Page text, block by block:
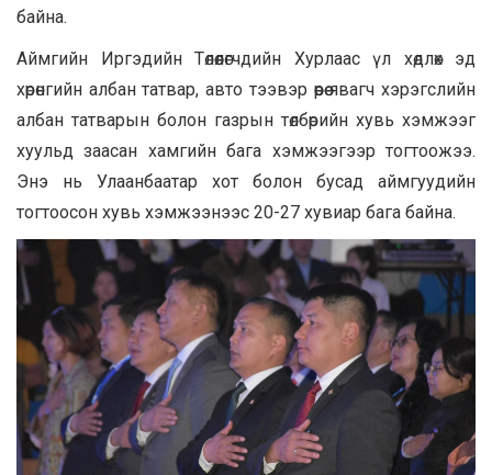
байна.
Аймгийн Иргэдийн Төлөөлөгчдийн Хурлаас үл хөдлөх эд
хөрөнгийн албан татвар, авто тээвэр өөрөө явагч хэрэгслийн
албан татварын болон газрын төлбөрийн хувь хэмжээг
хуульд заасан хамгийн бага хэмжээгээр тогтоожээ.
Энэ нь Улаанбаатар хот болон бусад аймгуудийн
тогтоосон хувь хэмжээнээс 20-27 хувиар бага байна.